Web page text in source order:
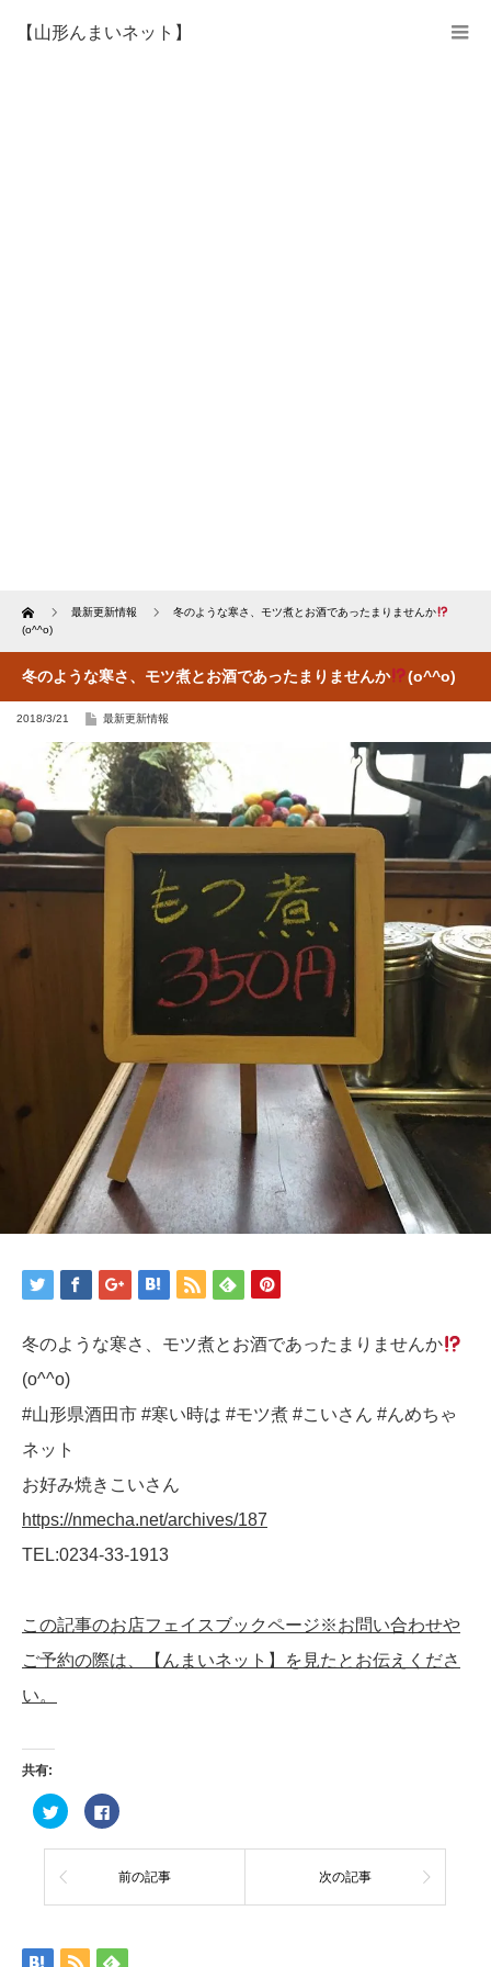
【山形んまいネット】
Home 最新更新情報
冬のような寒さ、モツ煮とお酒であったまりませんか
(o^^o)
冬のような寒さ、モツ煮とお酒であったまりませんか (o^^o)
2018/3/21 最新更新情報
冬のような寒さ、モツ煮とお酒であったまりませんか
(o^^o)
#山形県酒田市 #寒い時は #モツ煮 #こいさん #んめちゃ
ネット
お好み焼きこいさん
https://nmecha.net/archives/187
TEL:0234-33-1913
この記事のお店フェイスブックページ※お問い合わせや
ご予約の際は、【んまいネット】を見たとお伝えくださ
い。
共有:
ク
リ
ク
て
Twitter
し
Facebook
で
有
る
に
ク
前の記事 次の記事